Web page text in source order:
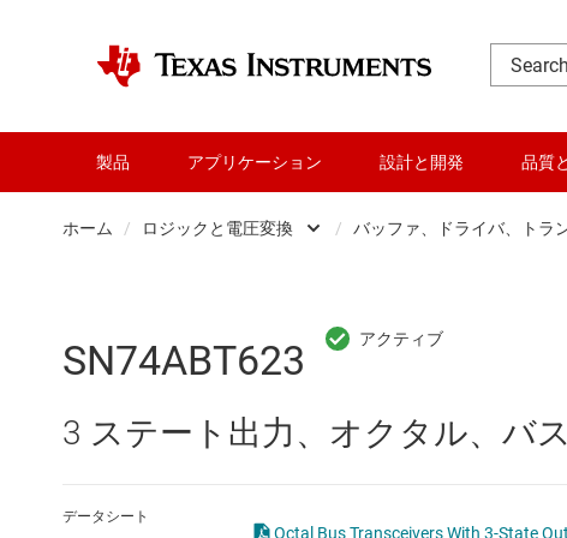
製品 アプリケーション 設計と開発 品質
ホーム / ロジックと電圧変換
RF とマイクロ波
インターフェイス
/ バッファ、ドライバ、トラ
専用ロジック
SN74ABT623
3 ステート出力、オクタル、バ
データシート
Octal Bus Transceivers With 3-State